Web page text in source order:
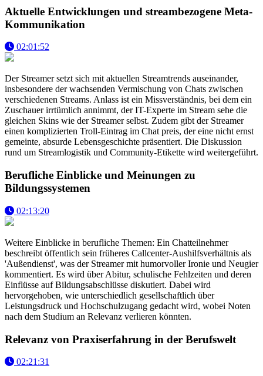
Aktuelle Entwicklungen und streambezogene Meta-
Kommunikation
02:01:52
Der Streamer setzt sich mit aktuellen Streamtrends auseinander,
insbesondere der wachsenden Vermischung von Chats zwischen
verschiedenen Streams. Anlass ist ein Missverständnis, bei dem ein
Zuschauer irrtümlich annimmt, der IT-Experte im Stream sehe die
gleichen Skins wie der Streamer selbst. Zudem gibt der Streamer
einen komplizierten Troll-Eintrag im Chat preis, der eine nicht ernst
gemeinte, absurde Lebensgeschichte präsentiert. Die Diskussion
rund um Streamlogistik und Community-Etikette wird weitergeführt.
Berufliche Einblicke und Meinungen zu
Bildungssystemen
02:13:20
Weitere Einblicke in berufliche Themen: Ein Chatteilnehmer
beschreibt öffentlich sein früheres Callcenter-Aushilfsverhältnis als
'Außendienst', was der Streamer mit humorvoller Ironie und Neugier
kommentiert. Es wird über Abitur, schulische Fehlzeiten und deren
Einflüsse auf Bildungsabschlüsse diskutiert. Dabei wird
hervorgehoben, wie unterschiedlich gesellschaftlich über
Leistungsdruck und Hochschulzugang gedacht wird, wobei Noten
nach dem Studium an Relevanz verlieren könnten.
Relevanz von Praxiserfahrung in der Berufswelt
02:21:31